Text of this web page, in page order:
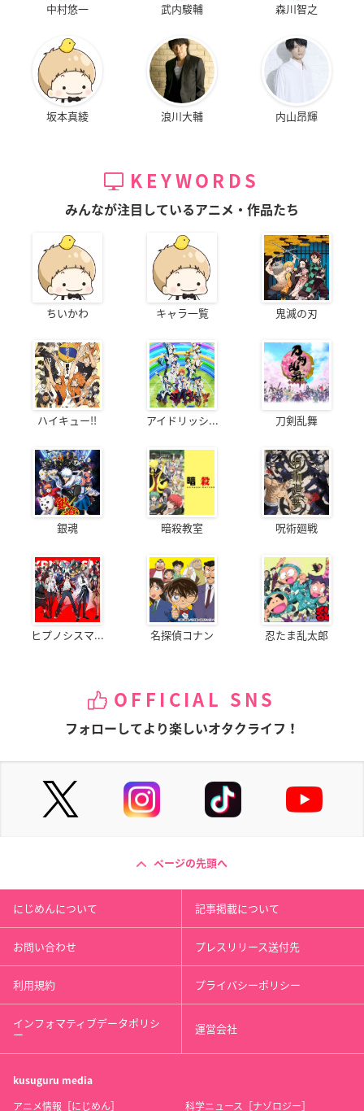
中村悠一 武内駿輔 森川智之
坂本真綾 浪川大輔 内山昂輝
KEYWORDS
みんなが注目しているアニメ・作品たち
ちいかわ キャラ一覧 鬼滅の刃
ハイキュー!! アイドリッシ... 刀剣乱舞
銀魂 暗殺教室 呪術廻戦
ヒプノシスマ... 名探偵コナン 忍たま乱太郎
OFFICIAL SNS
フォローしてより楽しいオタクライフ！
ページの先頭へ
にじめんについて 記事掲載について
お問い合わせ プレスリリース送付先
利用規約 プライバシーポリシー
インフォマティブデータポリシ
ー 運営会社
kusuguru media
アニメ情報［にじめん］ 科学ニュース［ナゾロジー］